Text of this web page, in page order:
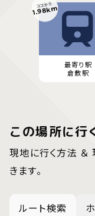
最寄り駅
倉敷駅
ココから
1.98km
この場所に行
現地に行く方法 ＆
きます。
ルート検索